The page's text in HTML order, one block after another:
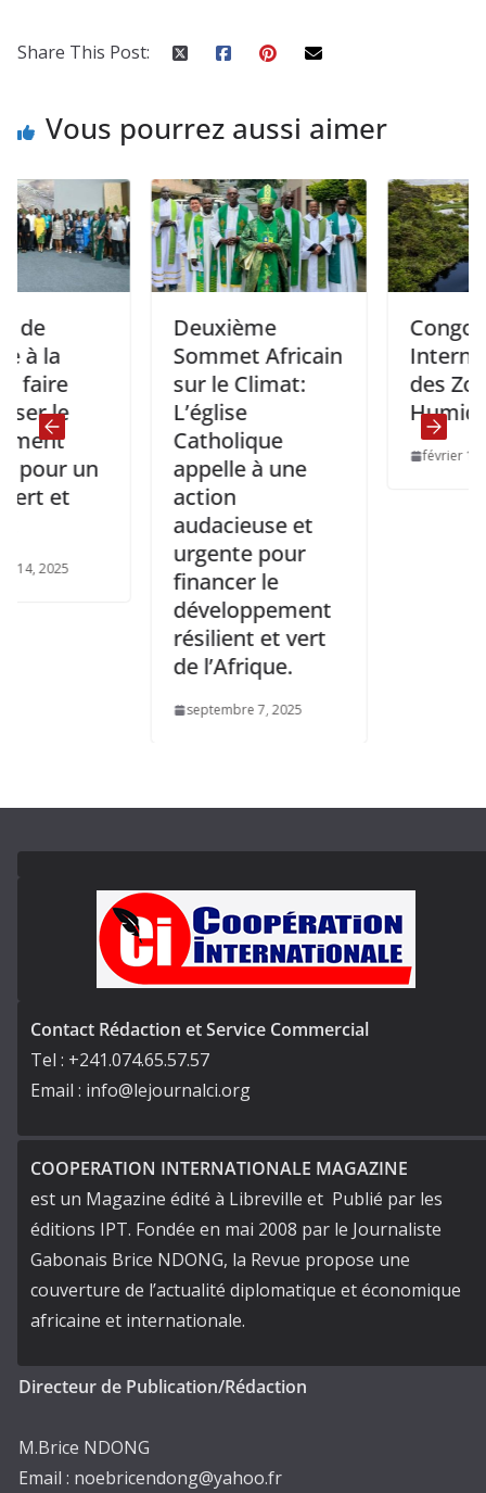
Share This Post:
Vous pourrez aussi aimer
un
Deuxième
Sommet Africain
sur le Climat:
L’église
Catholique
appelle à une
action
audacieuse et
urgente pour
financer le
développement
résilient et vert
de l’Afrique.
septembre 7, 2025
Congo:
des Zones
Humides.
février 1, 2025
Contact Rédaction et Service Commercial
Tel : +241.074.65.57.57
Email : info@lejournalci.org
COOPERATION INTERNATIONALE MAGAZINE
est un Magazine édité à Libreville et Publié par les
éditions IPT. Fondée en mai 2008 par le Journaliste
Gabonais Brice NDONG, la Revue propose une
couverture de l’actualité diplomatique et économique
africaine et internationale.
Directeur de Publication/Rédaction
M.Brice NDONG
Email : noebricendong@yahoo.fr